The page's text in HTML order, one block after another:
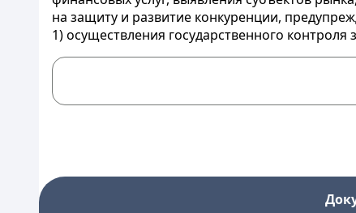
на защиту и развитие конкуренции,
1) осуществления государственного